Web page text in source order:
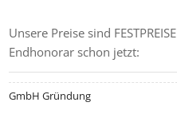
Unsere Preise sind
Endhonorar schon jetzt:
GmbH Gründung